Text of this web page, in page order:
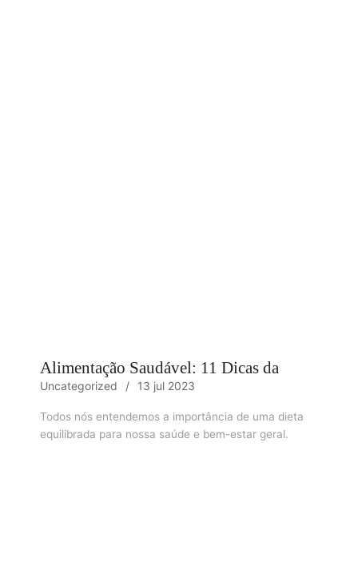
Alimentação Saudável: 11 Dicas da
Uncategorized 13 jul 2023
Todos nós entendemos a importância de uma dieta
equilibrada para nossa saúde e bem-estar geral.